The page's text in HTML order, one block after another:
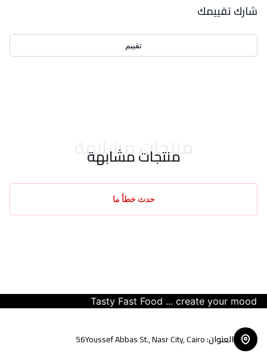
شارك تقييمك
تقييم
منتجات مشابهة
منتجات مشابهة
حدث خطأ ما
Tasty Fast Food ... create your mood
العنوان:
56Youssef Abbas St., Nasr City, Cairo